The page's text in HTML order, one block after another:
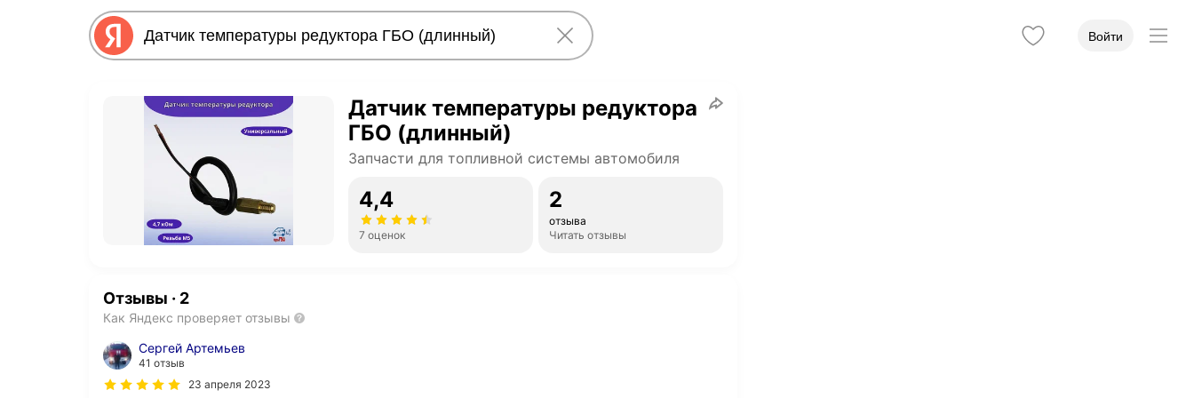
Войти
Датчик температуры редуктора
ГБО (длинный)
Запчасти для топливной системы автомобиля
4,4
7 оценок
2
отзыва
Читать отзывы
Отзывы · 2
Как Яндекс проверяет отзывы
Сергей Артемьев
41 отзыв
23 апреля 2023